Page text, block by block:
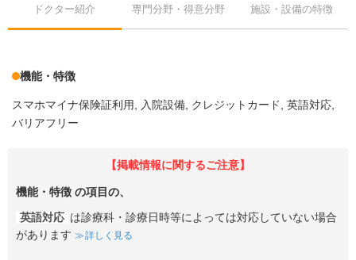
ドクター紹介 専門分野・得意分野 施設・設備の特徴
機能・特徴
スマホマイナ保険証利用 入院設備 クレジットカード
英語対応
バリアフリー
【掲載情報に関するご注意】
機能・特徴 の項目の、
英語対応 は診療科・診療日時等によっては対応していない場合
があります
詳しく見る